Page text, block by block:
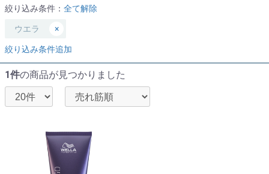
絞り込み条件： 全て解除
ウエラ ×
絞り込み条件追加
1件の商品が見つかりました